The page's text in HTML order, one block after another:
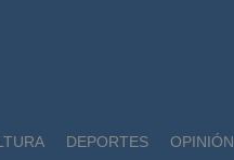
DEPORTES OPINIÓN